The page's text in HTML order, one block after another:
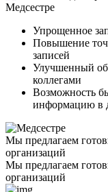
Медсестре
Упрощенное
Повышение
записей
Улучшенный
коллегами
Возможность
информацию в
Мы предлагаем
организаций
Мы предлагаем
организаций